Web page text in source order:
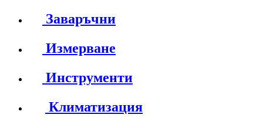
Заваръчни
Измерване
Инструменти
Климатизация